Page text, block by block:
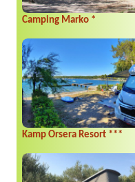
Camping Marko *
Kamp Orsera Resort ***